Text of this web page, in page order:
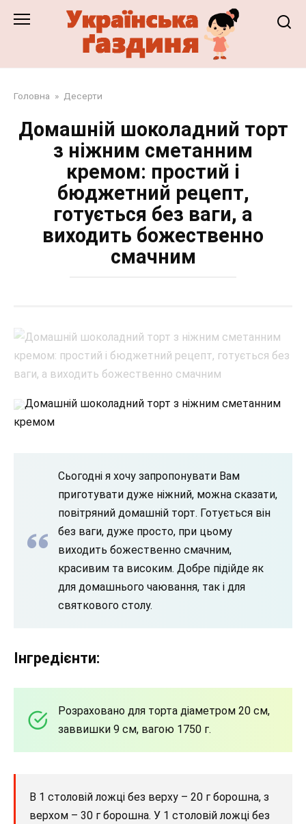
Головна » Десерти
Домашній шоколадний торт
з ніжним сметанним
кремом: простий і
бюджетний рецепт,
готується без ваги, а
виходить божественно
смачним
Домашній шоколадний торт з ніжним сметанним
кремом
Сьогодні я хочу запропонувати Вам
приготувати дуже ніжний, можна сказати,
повітряний домашній торт. Готується він
без ваги, дуже просто, при цьому
виходить божественно смачним,
красивим та високим. Добре підійде як
для домашнього чаювання, так і для
святкового столу.
Інгредієнти:
Розраховано для торта діаметром 20 см,
заввишки 9 см, вагою 1750 г.
В 1 столовій ложці без верху – 20 г борошна, з
верхом – 30 г борошна. У 1 столовій ложці без